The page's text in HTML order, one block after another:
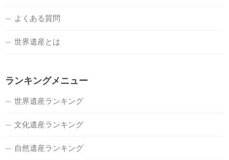
よくある質問
世界遺産とは
ランキングメニュー
世界遺産ランキング
文化遺産ランキング
自然遺産ランキング